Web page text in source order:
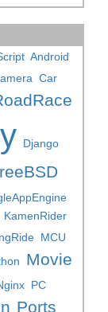
Android
Car
Django
KamenRider
MCU
Movie
PC
Ports